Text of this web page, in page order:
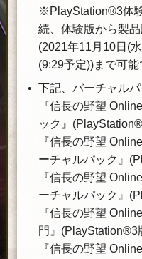
※PlayStation®3体
続、体験版から製
(2021年11月10日(
(9:29予定))まで可能
下記、バーチャル
『信長の野望
ック』
『信長の野望
ーチャルパック』
『信長の野望
ーチャルパック』
『信長の野望
門』(PlayStation®3
『信長の野望